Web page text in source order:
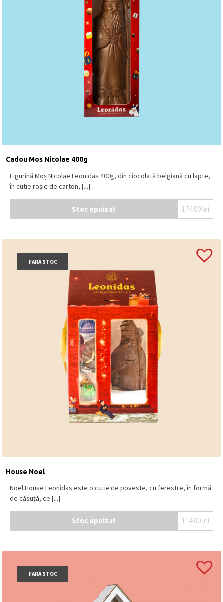
Cadou Mos Nicolae 400g
Figurină Moș Nicolae Leonidas 400g, din ciocolată belgiană cu lapte,
în cutie roșie de carton, [...]
Stoc epuizat 174.00 lei
FARA STOC
House Noel
Noel House Leonidas este o cutie de poveste, cu ferestre, în formă
de căsuță, ce [...]
Stoc epuizat 114.00 lei
FARA STOC